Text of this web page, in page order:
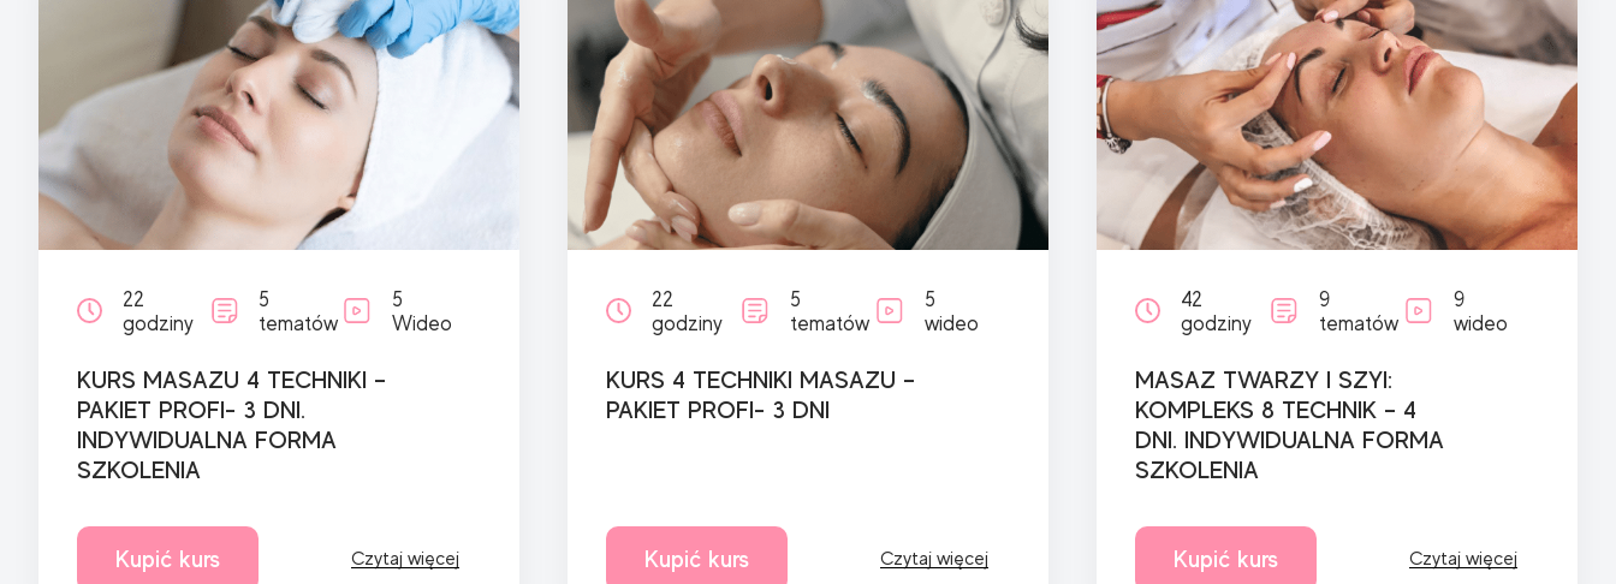
22
godziny
5
tematów
5
Wideo
KURS MASAZU 4 TECHNIKI –
PAKIET PROFI- 3 DNI.
INDYWIDUALNA FORMA
SZKOLENIA
Kupić kurs Czytaj więcej
22
godziny
5
tematów
5
wideo
KURS 4 TECHNIKI MASAZU –
PAKIET PROFI- 3 DNI
Kupić kurs Czytaj więcej
42
godziny
9
tematów
9
wideo
MASAZ TWARZY I SZYI:
KOMPLEKS 8 TECHNIK – 4
DNI. INDYWIDUALNA FORMA
SZKOLENIA
Kupić kurs Czytaj więcej